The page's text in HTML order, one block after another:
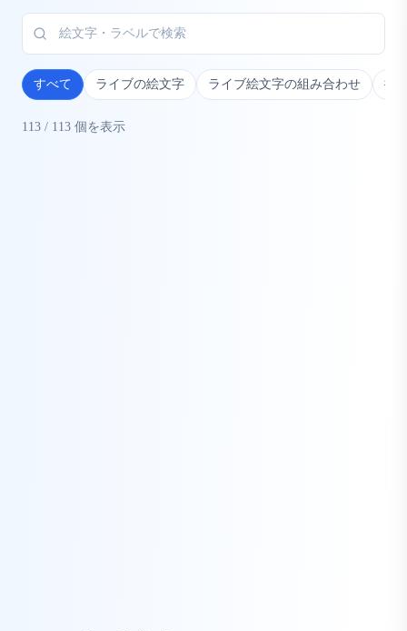
すべて ライブの絵文字 ライブ絵文字の組み合わせ 推
113 / 113 個を表示